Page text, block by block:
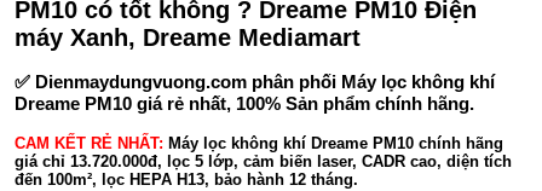
PM10 có tốt không ? Dreame PM10 Điện
máy Xanh, Dreame Mediamart
✅ Dienmaydungvuong.com phân phối Máy lọc không khí
Dreame PM10 giá rẻ nhất, 100% Sản phẩm chính hãng.
CAM KẾT RẺ NHẤT: Máy lọc không khí Dreame PM10 chính hãng
giá chỉ 13.720.000đ, lọc 5 lớp, cảm biến laser, CADR cao, diện tích
đến 100m², lọc HEPA H13, bảo hành 12 tháng.